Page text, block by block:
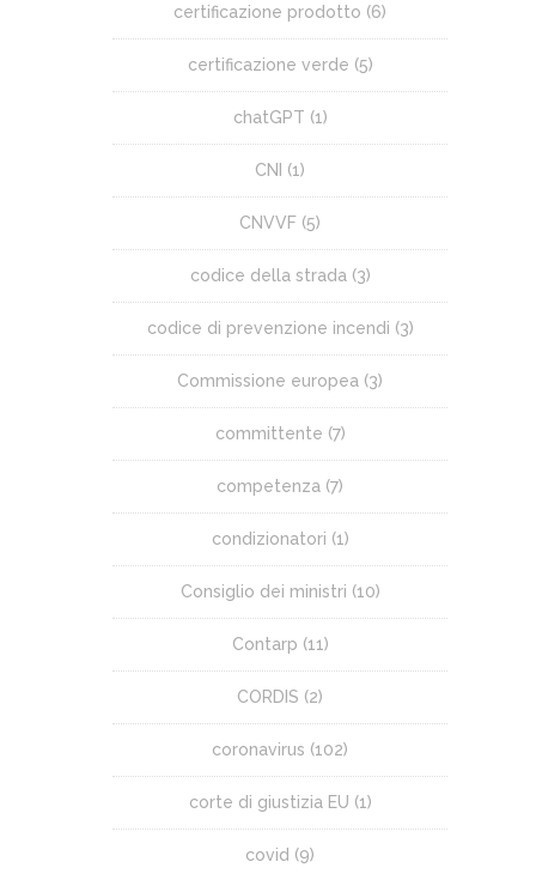
certificazione prodotto (6)
certificazione verde (5)
chatGPT (1)
CNI (1)
CNVVF (5)
codice della strada (3)
codice di prevenzione incendi (3)
Commissione europea (3)
committente (7)
competenza (7)
condizionatori (1)
Consiglio dei ministri (10)
Contarp (11)
CORDIS (2)
coronavirus (102)
corte di giustizia EU (1)
covid (9)